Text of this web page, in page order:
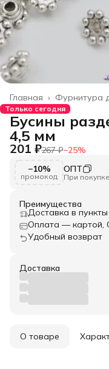
Фурнитура
Главная ›
Только сегодня
Бусины
4,5 мм
201 ₽267 ₽−25%
−10%
промокод
ОПТ
При
Преимущества
Доставка в
Оплата — картой,
Удобный возврат
Доставка
О товаре